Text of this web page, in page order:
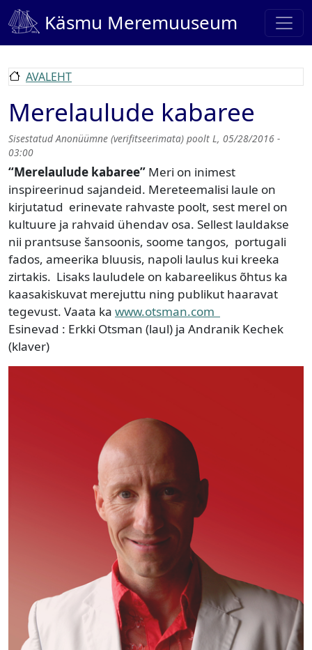
Liigu edasi põhisisu juurde
Käsmu Meremuuseum
AVALEHT
Merelaulude kabaree
SisestatudAnonüümne (verifitseerimata) poolt L, 05/28/2016 -
03:00
“Merelaulude kabaree” Meri on inimest
inspireerinud sajandeid. Mereteemalisi laule on
kirjutatud erinevate rahvaste poolt, sest merel on
kultuure ja rahvaid ühendav osa. Sellest lauldakse
nii prantsuse šansoonis, soome tangos, portugali
fados, ameerika bluusis, napoli laulus kui kreeka
zirtakis. Lisaks lauludele on kabareelikus õhtus ka
kaasakiskuvat merejuttu ning publikut haaravat
tegevust. Vaata ka www.otsman.com
Esinevad : Erkki Otsman (laul) ja Andranik Kechek
(klaver)